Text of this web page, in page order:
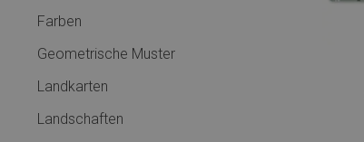
Farben
Geometrische Muster
Landkarten
Landschaften